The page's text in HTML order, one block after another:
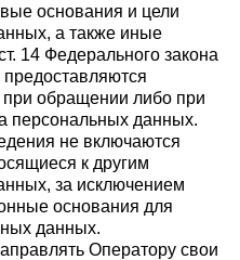
основания и цели
а также иные
14 Федерального закона
обращении либо при
персональных данных.
не включаются
к другим
за исключением
основания для
данных.
Оператору свои